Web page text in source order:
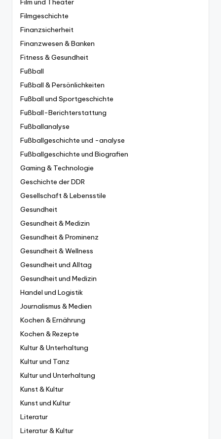
Film und Theater
Filmgeschichte
Finanzsicherheit
Finanzwesen & Banken
Fitness & Gesundheit
Fußball
Fußball & Persönlichkeiten
Fußball und Sportgeschichte
Fußball-Berichterstattung
Fußballanalyse
Fußballgeschichte und -analyse
Fußballgeschichte und Biografien
Gaming & Technologie
Geschichte der DDR
Gesellschaft & Lebensstile
Gesundheit
Gesundheit & Medizin
Gesundheit & Prominenz
Gesundheit & Wellness
Gesundheit und Alltag
Gesundheit und Medizin
Handel und Logistik
Journalismus & Medien
Kochen & Ernährung
Kochen & Rezepte
Kultur & Unterhaltung
Kultur und Tanz
Kultur und Unterhaltung
Kunst & Kultur
Kunst und Kultur
Literatur
Literatur & Kultur